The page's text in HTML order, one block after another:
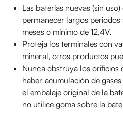
Las baterías nuevas (sin
permanecer largos
meses o mínimo de 12,4V.
Proteja los terminales con
mineral, otros productos
Nunca obstruya los orificios
haber acumulación de
el embalaje original de la
no utilice goma sobre la